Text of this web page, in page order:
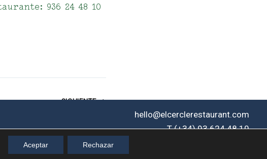
936 24 48 10
SIGUIENTE
hello@elcerclerestaurant.com
T (+34) 93 624 48 10
Aceptar Rechazar